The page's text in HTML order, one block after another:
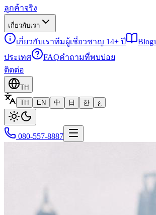
ลูกค้าจริง
เกี่ยวกับเรา
เกี่ยวกับเราทีมผู้เชี่ยวชาญ 14+ ปี Blog
ประเทศ
FAQคำถามที่พบบ่อย
ติดต่อ
TH
TH
EN 中 日 한 ع
080-557-8887